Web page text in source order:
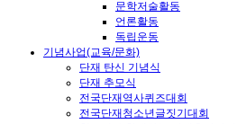
문학저술활동
언론활동
독립운동
기념사업(교육/문화)
단재 탄신 기념식
단재 추모식
전국단재역사퀴즈대회
전국단재청소년글짓기대회